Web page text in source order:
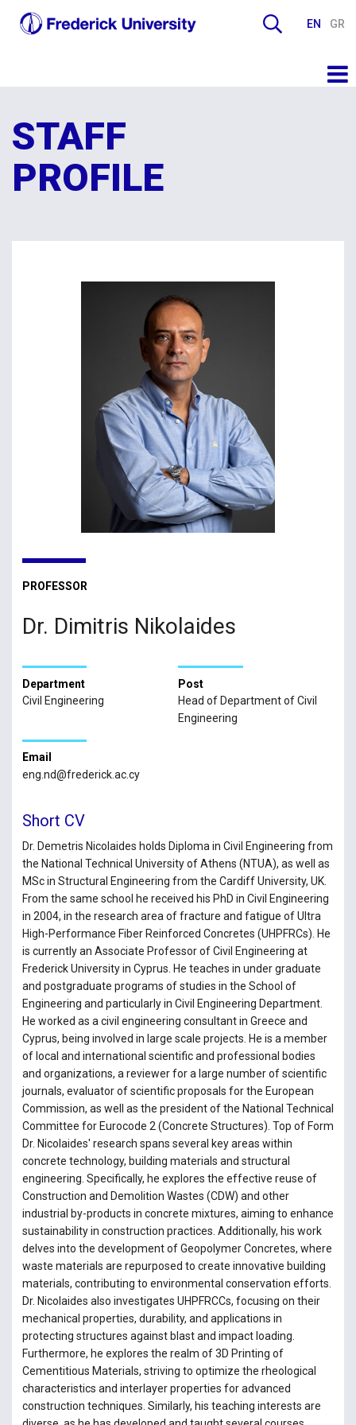
EN GR
STAFF
PROFILE
PROFESSOR
Dr. Dimitris Nikolaides
Department
Civil Engineering
Post
Head of Department of Civil
Engineering
Email
eng.nd@frederick.ac.cy
Short CV
Dr. Demetris Nicolaides holds Diploma in Civil Engineering from
the National Technical University of Athens (NTUA), as well as
MSc in Structural Engineering from the Cardiff University, UK.
From the same school he received his PhD in Civil Engineering
in 2004, in the research area of fracture and fatigue of Ultra
High-Performance Fiber Reinforced Concretes (UHPFRCs). He
is currently an Associate Professor of Civil Engineering at
Frederick University in Cyprus. He teaches in under graduate
and postgraduate programs of studies in the School of
Engineering and particularly in Civil Engineering Department.
He worked as a civil engineering consultant in Greece and
Cyprus, being involved in large scale projects. He is a member
of local and international scientific and professional bodies
and organizations, a reviewer for a large number of scientific
journals, evaluator of scientific proposals for the European
Commission, as well as the president of the National Technical
Committee for Eurocode 2 (Concrete Structures). Top of Form
Dr. Nicolaides' research spans several key areas within
concrete technology, building materials and structural
engineering. Specifically, he explores the effective reuse of
Construction and Demolition Wastes (CDW) and other
industrial by-products in concrete mixtures, aiming to enhance
sustainability in construction practices. Additionally, his work
delves into the development of Geopolymer Concretes, where
waste materials are repurposed to create innovative building
materials, contributing to environmental conservation efforts.
Dr. Nicolaides also investigates UHPFRCCs, focusing on their
mechanical properties, durability, and applications in
protecting structures against blast and impact loading.
Furthermore, he explores the realm of 3D Printing of
Cementitious Materials, striving to optimize the rheological
characteristics and interlayer properties for advanced
construction techniques. Similarly, his teaching interests are